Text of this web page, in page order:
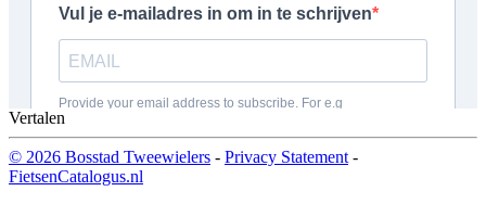
Vertalen
© 2026 Bosstad Tweewielers - Privacy Statement -
FietsenCatalogus.nl